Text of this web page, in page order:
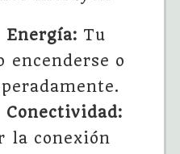
Energía: Tu
encenderse o
Conectividad:
la conexión